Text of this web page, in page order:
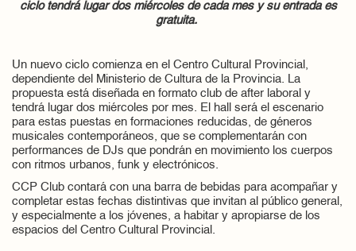
ciclo tendrá lugar dos miércoles de cada mes y su entrada es
gratuita.
Un nuevo ciclo comienza en el Centro Cultural Provincial,
dependiente del Ministerio de Cultura de la Provincia. La
propuesta está diseñada en formato club de after laboral y
tendrá lugar dos miércoles por mes. El hall será el escenario
para estas puestas en formaciones reducidas, de géneros
musicales contemporáneos, que se complementarán con
performances de DJs que pondrán en movimiento los cuerpos
con ritmos urbanos, funk y electrónicos.
CCP Club contará con una barra de bebidas para acompañar y
completar estas fechas distintivas que invitan al público general,
y especialmente a los jóvenes, a habitar y apropiarse de los
espacios del Centro Cultural Provincial.